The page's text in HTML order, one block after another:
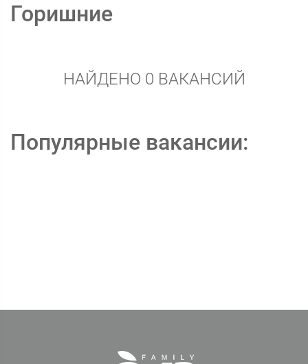
Горишние
НАЙДЕНО 0 ВАКАНСИЙ
Популярные вакансии: